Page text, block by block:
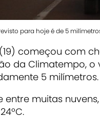
para hoje é de 5
começou com
da Climatempo, o
5 milímetros.
entre muitas